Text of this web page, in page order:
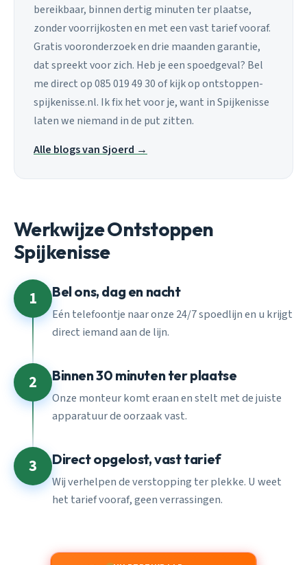
bereikbaar, binnen dertig minuten ter plaatse,
zonder voorrijkosten en met een vast tarief vooraf.
Gratis vooronderzoek en drie maanden garantie,
dat spreekt voor zich. Heb je een spoedgeval? Bel
me direct op 085 019 49 30 of kijk op ontstoppen-
spijkenisse.nl. Ik fix het voor je, want in Spijkenisse
laten we niemand in de put zitten.
Alle blogs van Sjoerd →
Werkwijze Ontstoppen
Spijkenisse
1 Bel ons, dag en nacht
Eén telefoontje naar onze 24/7 spoedlijn en u krijgt
direct iemand aan de lijn.
2 Binnen 30 minuten ter plaatse
Onze monteur komt eraan en stelt met de juiste
apparatuur de oorzaak vast.
3 Direct opgelost, vast tarief
Wij verhelpen de verstopping ter plekke. U weet
het tarief vooraf, geen verrassingen.